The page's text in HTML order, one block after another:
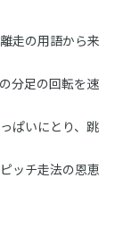
走の用語から来
分足の回転を速
ぱいにとり、跳
ッチ走法の恩恵